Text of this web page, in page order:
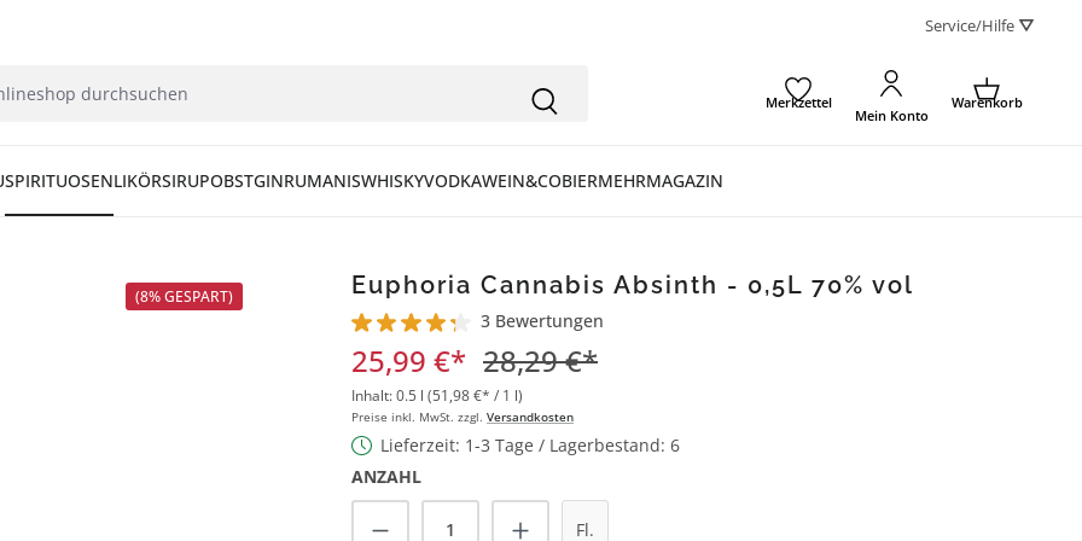
Service/Hilfe ⛛
Merkzettel
Mein Konto
Warenkorb
SPIRITUOSENLIKÖRSIRUPOBSTGINRUMANISWHISKYVODKAWEIN&COBIERMEHRMAGAZIN
(8% GESPART) Euphoria Cannabis Absinth - 0,5L 70% vol
Durchschnittliche Bewertung von 4.3 von 5 Sternen
3 Bewertungen
25,99 €* 28,29 €*
Inhalt:0.5 l (51,98 €* / 1 l)
Preise inkl. MwSt. zzgl. Versandkosten
Lieferzeit: 1-3 Tage / Lagerbestand: 6
ANZAHL
Produkt Anzahl: Gib den gewünschten Wert ein
Fl.